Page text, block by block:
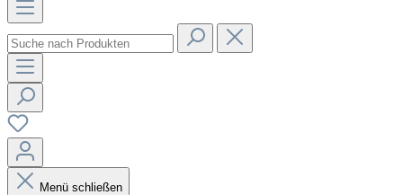
Menü schließen